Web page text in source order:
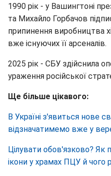
1990 рік - у Вашингтоні
та Михайло Горбачов
припинення виробництва
вже існуючих її арсеналів.
2025 рік - СБУ здійснила
ураження російської
Ще більше цікавого:
В Україні з'явиться нове
відзначатимемо вже у
Цілувати обов'язково?
ікони у храмах ПЦУ й чого